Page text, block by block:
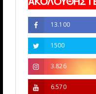
13.100
1500
3.826
6.570